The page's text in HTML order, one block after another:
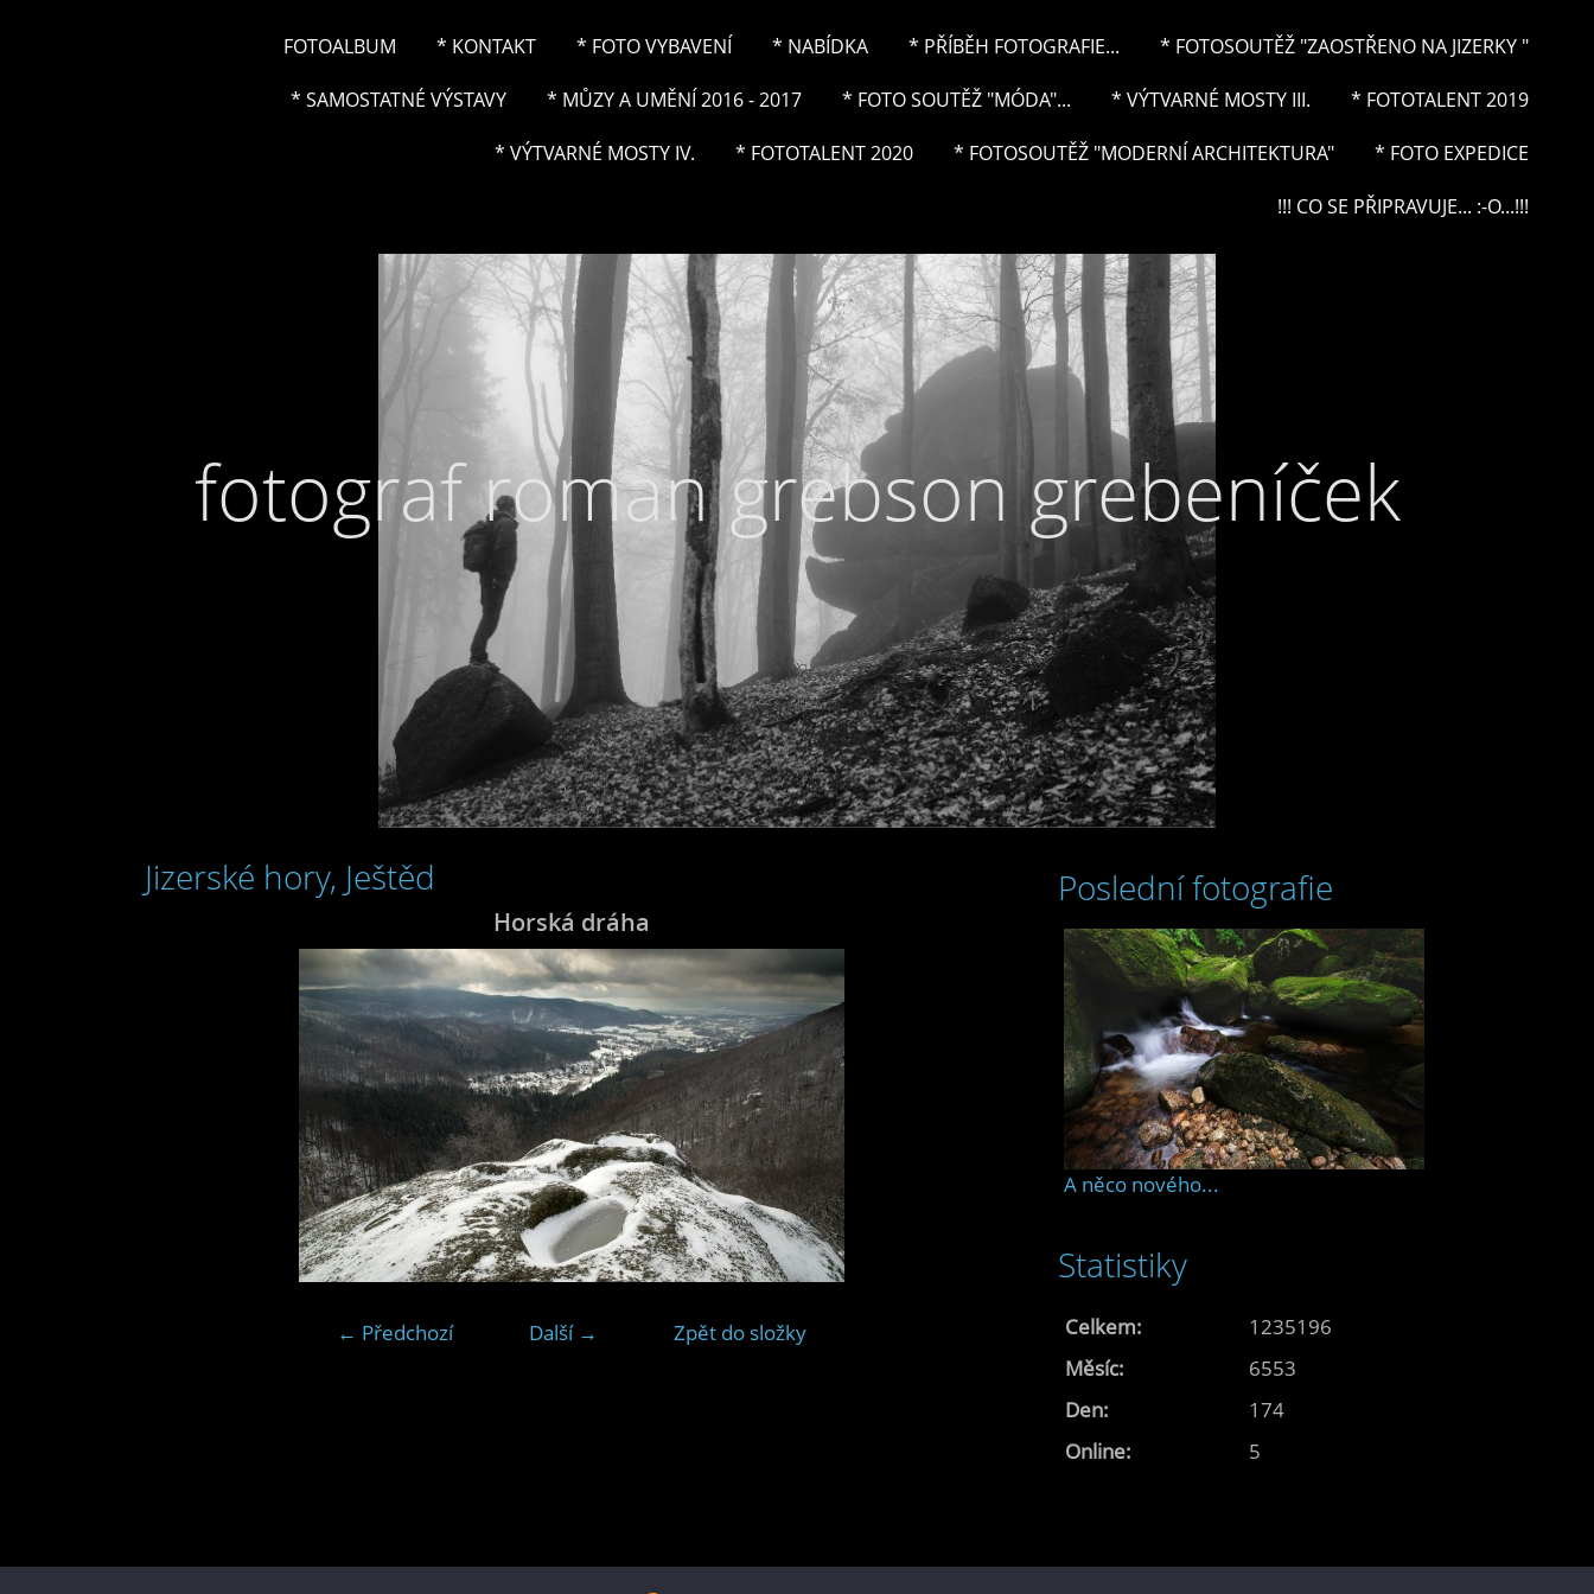
FOTOALBUM * KONTAKT * FOTO VYBAVENÍ * NABÍDKA * PŘÍBĚH FOTOGRAFIE... * FOTOSOUTĚŽ "ZAOSTŘENO NA JIZERKY "
* SAMOSTATNÉ VÝSTAVY * MŮZY A UMĚNÍ 2016 - 2017 * FOTO SOUTĚŽ "MÓDA"... * VÝTVARNÉ MOSTY III. * FOTOTALENT 2019
* VÝTVARNÉ MOSTY IV. * FOTOTALENT 2020 * FOTOSOUTĚŽ "MODERNÍ ARCHITEKTURA" * FOTO EXPEDICE
!!! CO SE PŘIPRAVUJE... :-O...!!!
fotograf roman grebson grebeníček
Jizerské hory, Ještěd
Horská dráha
← Předchozí Další → Zpět do složky
Poslední fotografie
A něco nového...
Statistiky
Online: 5
Celkem:
1235196
Měsíc:
6553
Den:
174